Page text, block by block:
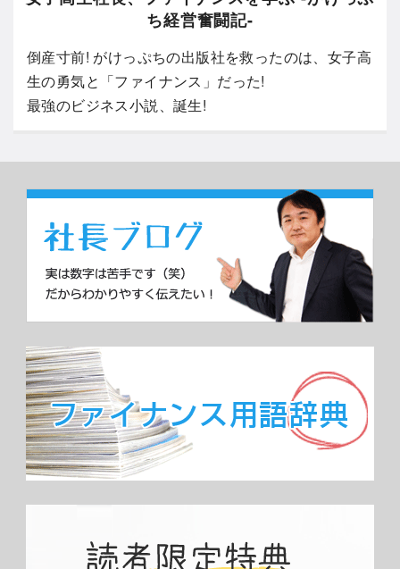
ち経営奮闘記-
倒産寸前! がけっぷちの出版社を救ったのは、女子高
生の勇気と「ファイナンス」だった!
最強のビジネス小説、誕生!